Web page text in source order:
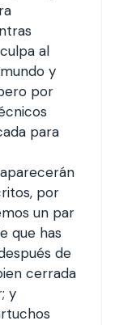
al
y
por
para
por
un par
que has
de
cerrada
y